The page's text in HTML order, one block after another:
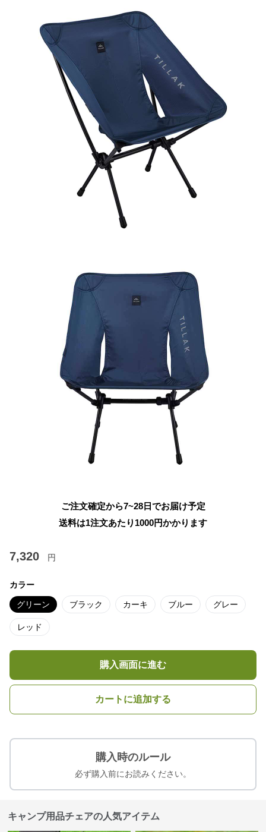
ご注文確定から7~28日でお届け予定
送料は1注文あたり 1000円かかります
7,320 円
カラー
グリーン ブラック カーキ ブルー グレー
レッド
購入画面に進む
カートに追加する
購入時のルール
必ず購入前にお読みください。
キャンプ用品チェアの人気アイテム